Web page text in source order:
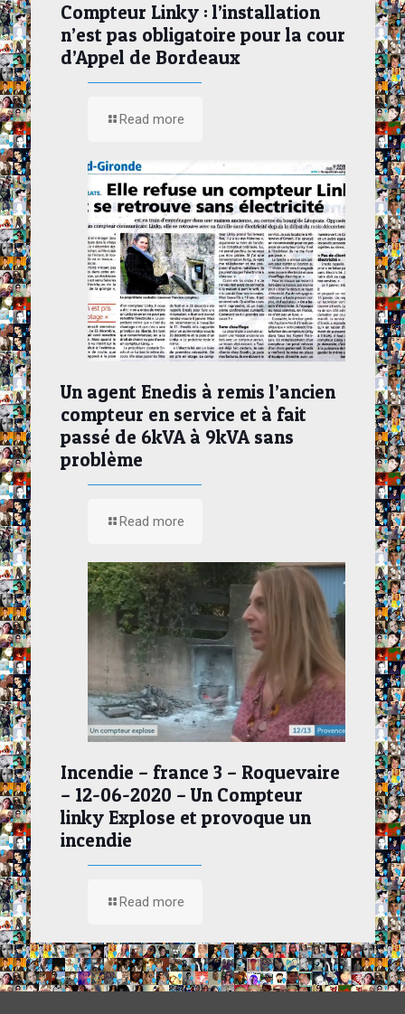
Compteur Linky : l’installation
n’est pas obligatoire pour la cour
d’Appel de Bordeaux
Read more
Un agent Enedis à remis l’ancien
compteur en service et à fait
passé de 6kVA à 9kVA sans
problème
Read more
Incendie – france 3 – Roquevaire
– 12-06-2020 – Un Compteur
linky Explose et provoque un
incendie
Read more